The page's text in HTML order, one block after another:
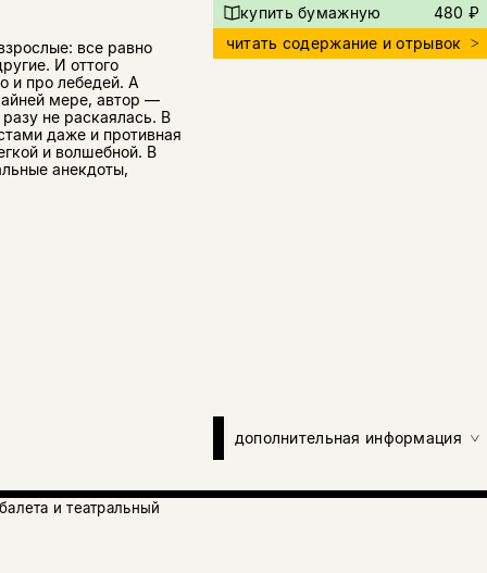
все равно
И оттого
и про лебедей. А
мере, автор —
не раскаялась. В
даже и противная
и волшебной. В
анекдоты,
купить бумажную
480 ₽
читать содержание и отрывок
дополнительная информация
и театральный